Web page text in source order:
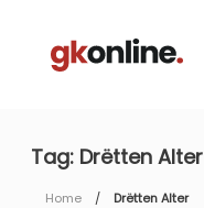
Tag: Drëtten Alter
Home Drëtten Alter